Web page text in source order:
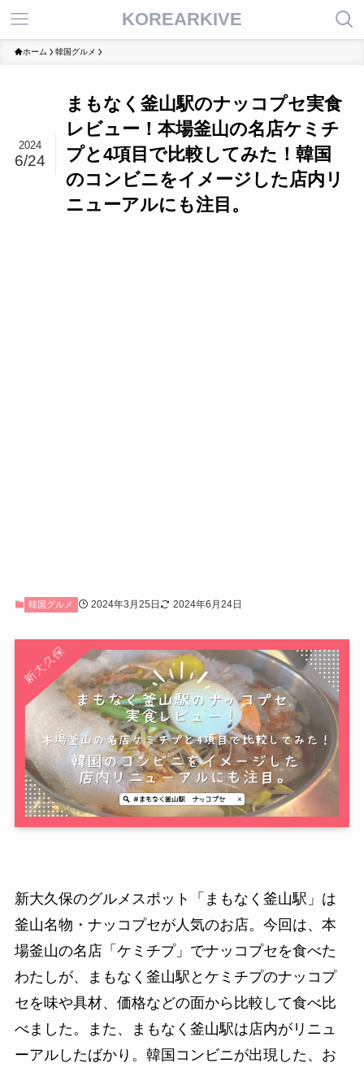
KOREARKIVE
ホーム 韓国グルメ
まもなく釜山駅のナッコプセ実食
レビュー！本場釜山の名店ケミチ
プと4項目で比較してみた！韓国
のコンビニをイメージした店内リ
ニューアルにも注目。
2024
6/24
韓国グルメ 2024年3月25日 2024年6月24日
新大久保のグルメスポット「まもなく釜山駅」は
釜山名物・ナッコプセが人気のお店。今回は、本
場釜山の名店「ケミチプ」でナッコプセを食べた
わたしが、まもなく釜山駅とケミチプのナッコプ
セを味や具材、価格などの面から比較して食べ比
べました。また、まもなく釜山駅は店内がリニュ
ーアルしたばかり。韓国コンビニが出現した、お